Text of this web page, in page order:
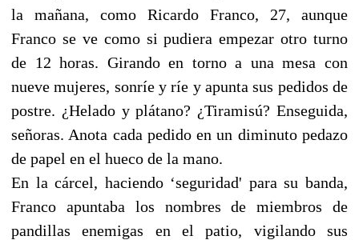
la mañana, como Ricardo Franco, 27, aunque
Franco se ve como si pudiera empezar otro turno
de 12 horas. Girando en torno a una mesa con
nueve mujeres, sonríe y ríe y apunta sus pedidos de
postre. ¿Helado y plátano? ¿Tiramisú? Enseguida,
señoras. Anota cada pedido en un diminuto pedazo
de papel en el hueco de la mano.
En la cárcel, haciendo ‘seguridad' para su banda,
Franco apuntaba los nombres de miembros de
pandillas enemigas en el patio, vigilando sus